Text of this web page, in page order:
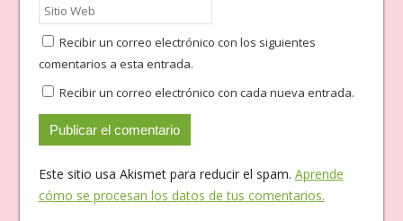
Recibir un correo electrónico con los siguientes
comentarios a esta entrada.
Recibir un correo electrónico con cada nueva entrada.
Este sitio usa Akismet para reducir el spam. Aprende
cómo se procesan los datos de tus comentarios.